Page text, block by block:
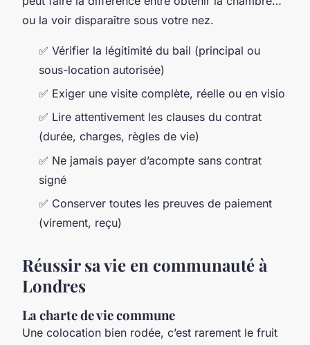
ou la voir disparaître sous votre nez.
✅ Vérifier la légitimité du bail (principal ou
sous-location autorisée)
✅ Exiger une visite complète, réelle ou en visio
✅ Lire attentivement les clauses du contrat
(durée, charges, règles de vie)
✅ Ne jamais payer d’acompte sans contrat
signé
✅ Conserver toutes les preuves de paiement
(virement, reçu)
Réussir sa vie en communauté à
Londres
La charte de vie commune
Une colocation bien rodée, c’est rarement le fruit